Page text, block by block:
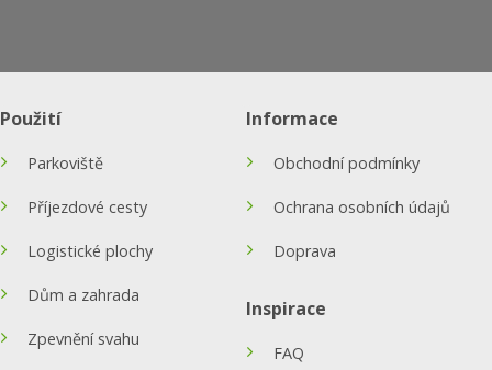
Použití
Parkoviště
Příjezdové cesty
Logistické plochy
Dům a zahrada
Zpevnění svahu
Informace
Obchodní podmínky
Ochrana osobních údajů
Doprava
Inspirace
FAQ